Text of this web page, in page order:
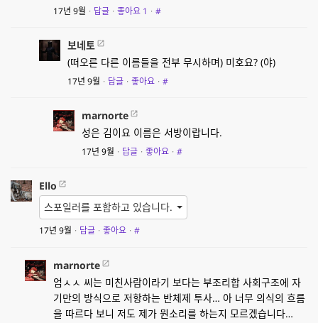
17년 9월 · 답글 · 좋아요 1 · #
보네토
(떠오른 다른 이름들을 전부 무시하며) 미호요? (야)
17년 9월 · 답글 · 좋아요 · #
marnorte
성은 김이요 이름은 서방이랍니다.
17년 9월 · 답글 · 좋아요 · #
Ello
스포일러를 포함하고 있습니다.
17년 9월 · 답글 · 좋아요 · #
marnorte
엄ㅅㅅ 씨는 미친사람이라기 보다는 부조리합 사회구조에 자
기만의 방식으로 저항하는 반체제 투사… 아 너무 의식의 흐름
을 따르다 보니 저도 제가 뭔소리를 하는지 모르겠습니다…